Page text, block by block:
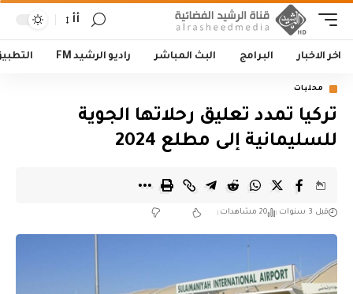
أأ
اخر الاخبار البرامج البث المباشر راديو الرشيد FM
محليات
تركيا تمدد تعليق رحلاتها الجوية
للسليمانية إلى مطلع 2024
قبل 3 سنوات 20 مشاهدات